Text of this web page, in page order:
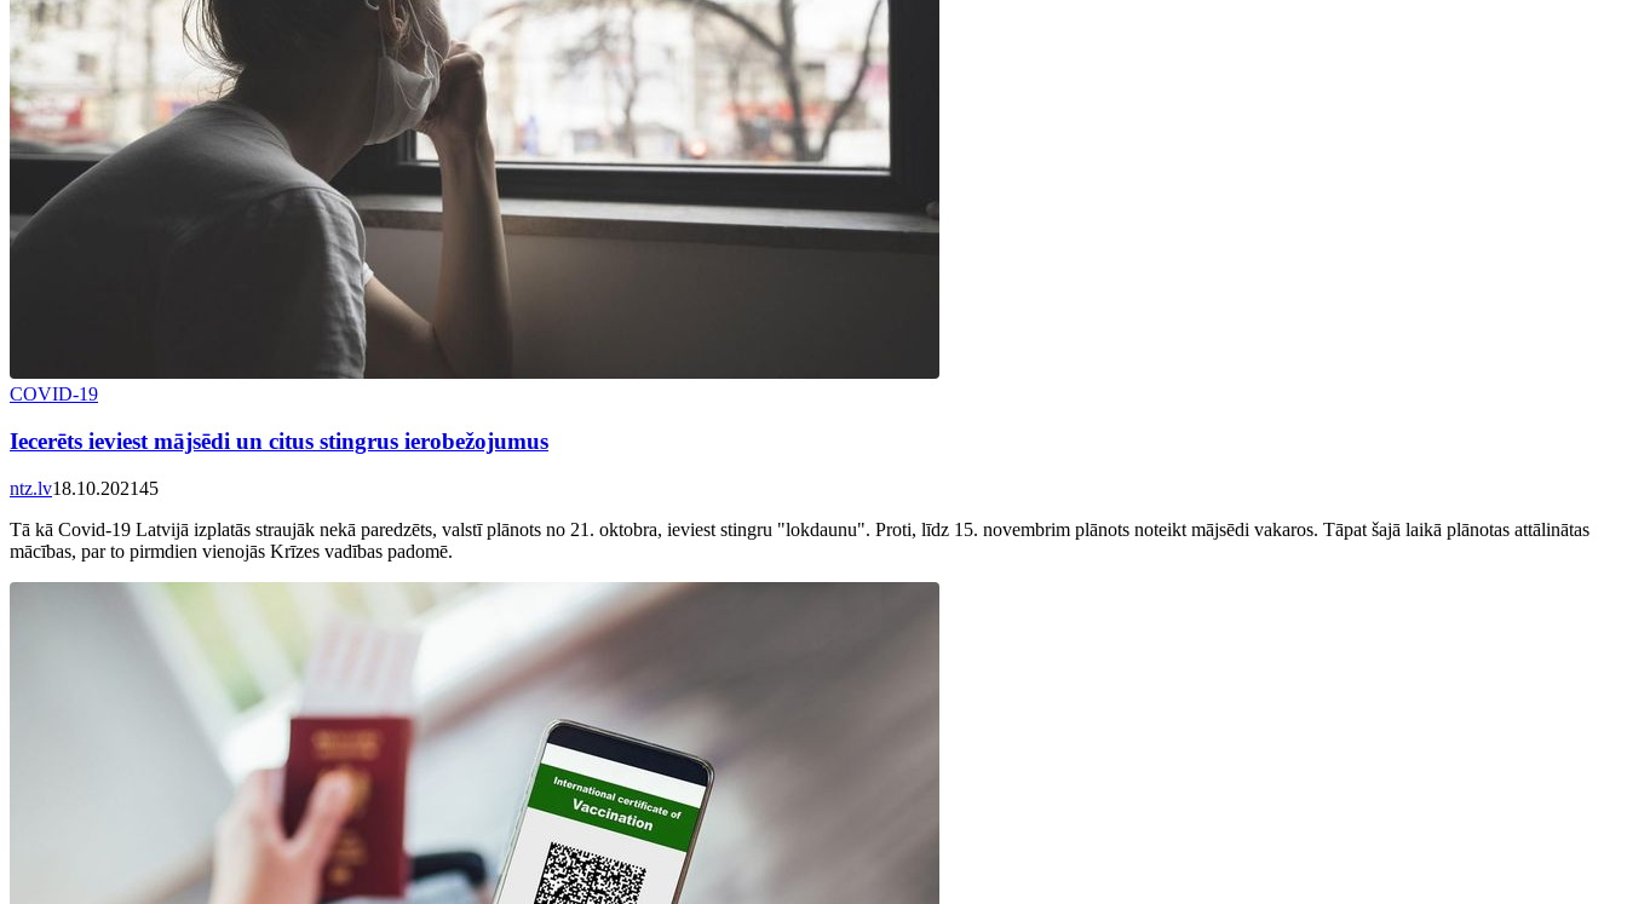
COVID-19
Iecerēts ieviest mājsēdi un citus stingrus ierobežojumus
ntz.lv18.10.202145
Tā kā Covid-19 Latvijā izplatās straujāk nekā paredzēts, valstī plānots no 21. oktobra, ieviest stingru "lokdaunu". Proti, līdz 15. novembrim plānots noteikt mājsēdi vakaros. Tāpat šajā laikā plānotas attālinātas
mācības, par to pirmdien vienojās Krīzes vadības padomē.